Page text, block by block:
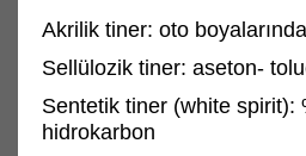
Akrilik tiner: oto boyalarında
Sellülozik tiner: aseton-
Sentetik tiner (white
hidrokarbon